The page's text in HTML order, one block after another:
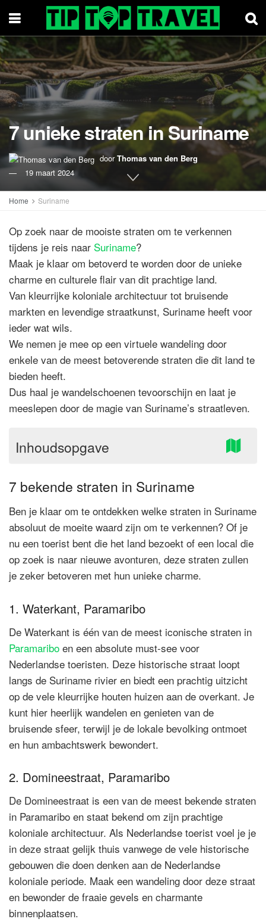
7 unieke straten in Suriname
door Thomas van den Berg
19 maart 2024
Home Suriname
Op zoek naar de mooiste straten om te verkennen
tijdens je reis naar Suriname?
Maak je klaar om betoverd te worden door de unieke
charme en culturele flair van dit prachtige land.
Van kleurrijke koloniale architectuur tot bruisende
markten en levendige straatkunst, Suriname heeft voor
ieder wat wils.
We nemen je mee op een virtuele wandeling door
enkele van de meest betoverende straten die dit land te
bieden heeft.
Dus haal je wandelschoenen tevoorschijn en laat je
meeslepen door de magie van Suriname’s straatleven.
Inhoudsopgave
7 bekende straten in Suriname
Ben je klaar om te ontdekken welke straten in Suriname
absoluut de moeite waard zijn om te verkennen? Of je
nu een toerist bent die het land bezoekt of een local die
op zoek is naar nieuwe avonturen, deze straten zullen
je zeker betoveren met hun unieke charme.
1. Waterkant, Paramaribo
De Waterkant is één van de meest iconische straten in
Paramaribo en een absolute must-see voor
Nederlandse toeristen. Deze historische straat loopt
langs de Suriname rivier en biedt een prachtig uitzicht
op de vele kleurrijke houten huizen aan de overkant. Je
kunt hier heerlijk wandelen en genieten van de
bruisende sfeer, terwijl je de lokale bevolking ontmoet
en hun ambachtswerk bewondert.
2. Domineestraat, Paramaribo
De Domineestraat is een van de meest bekende straten
in Paramaribo en staat bekend om zijn prachtige
koloniale architectuur. Als Nederlandse toerist voel je je
in deze straat gelijk thuis vanwege de vele historische
gebouwen die doen denken aan de Nederlandse
koloniale periode. Maak een wandeling door deze straat
en bewonder de fraaie gevels en charmante
binnenplaatsen.